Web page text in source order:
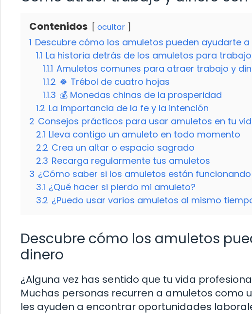
Contenidos ocultar
1 Descubre cómo los amuletos pueden ayudarte
1.1 La historia detrás de los amuletos para
1.1.1 Amuletos comunes para atraer trabajo y
1.1.2 🍀 Trébol de cuatro hojas
1.1.3 💰 Monedas chinas de la prosperidad
1.2 La importancia de la fe y la intención
2 Consejos prácticos para usar amuletos en tu
2.1 Lleva contigo un amuleto en todo momento
2.2 Crea un altar o espacio sagrado
2.3 Recarga regularmente tus amuletos
3 ¿Cómo saber si los amuletos están
3.1 ¿Qué hacer si pierdo mi amuleto?
3.2 ¿Puedo usar varios amuletos al mismo
Descubre cómo los amuletos
dinero
¿Alguna vez has sentido que tu vida
Muchas personas recurren a amuletos
les ayuden a encontrar oportunidades